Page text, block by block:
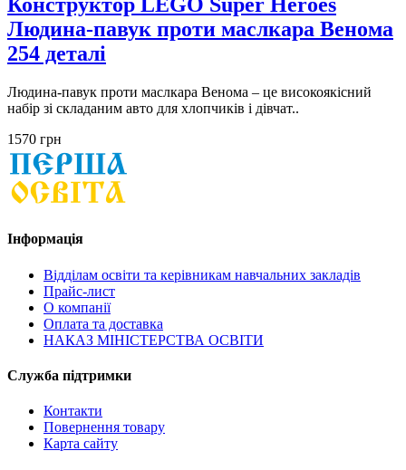
Конструктор LEGO Super Heroes
Людина-павук проти маслкара Венома
254 деталі
Людина-павук проти маслкара Венома – це високоякісний
набір зі складаним авто для хлопчиків і дівчат..
1570 грн
Інформація
Відділам освіти та керівникам навчальних закладів
Прайс-лист
О компанії
Оплата та доставка
НАКАЗ МІНІСТЕРСТВА ОСВІТИ
Служба підтримки
Контакти
Повернення товару
Карта сайту